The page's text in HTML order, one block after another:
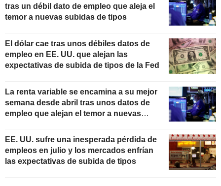
tras un débil dato de empleo que aleja el
temor a nuevas subidas de tipos
El dólar cae tras unos débiles datos de
empleo en EE. UU. que alejan las
expectativas de subida de tipos de la Fed
La renta variable se encamina a su mejor
semana desde abril tras unos datos de
empleo que alejan el temor a nuevas
EE. UU. sufre una inesperada pérdida de
empleos en julio y los mercados enfrían
las expectativas de subida de tipos